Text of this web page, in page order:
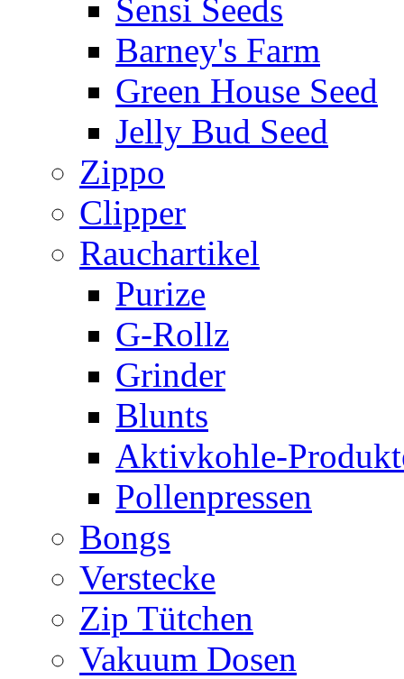
Sensi Seeds
Barney's Farm
Green House Seed
Jelly Bud Seed
Zippo
Clipper
Rauchartikel
Purize
G-Rollz
Grinder
Blunts
Aktivkohle-
Pollenpressen
Bongs
Verstecke
Zip Tütchen
Vakuum Dosen